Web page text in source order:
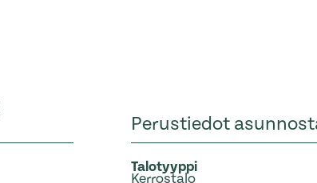
Perustiedot
Talotyyppi
Kerrostalo